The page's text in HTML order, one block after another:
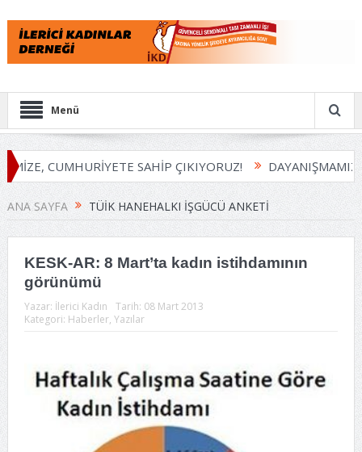
Menü
CUMHURİYETE SAHİP ÇIKIYORUZ! DAYANIŞMAMIZI
ANA SAYFA TÜİK HANEHALKI İŞGÜCÜ ANKETI
KESK-AR: 8 Mart’ta kadın istihdamının
görünümü
Yazar: İlerici Kadın Tarih: 08 Mart 2013
Kategori: Haberler, Yazılar